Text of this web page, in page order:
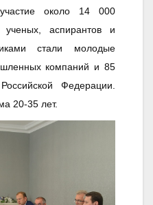
около 14 000
ученых, аспирантов и
стали молодые
компаний и 85
Федерации.
20-35 лет.